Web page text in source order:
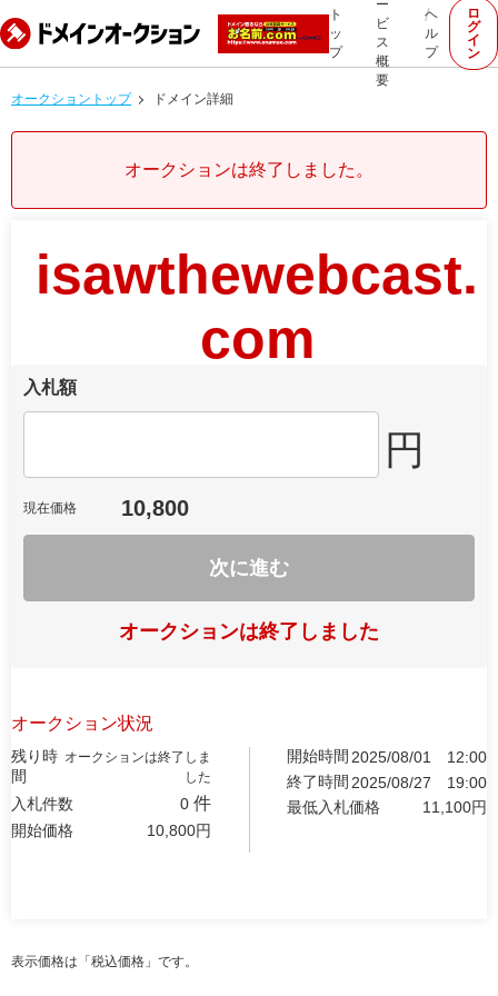
ト
ッ
プ
ー
ビ
ス
概
要
ヘ
ル
プ
ロ
グ
イ
ン
オークショントップ ドメイン詳細
オークションは終了しました。
isawthewebcast.
com
入札額
円
現在価格 10,800
次に進む
オークションは終了しました
オークション状況
残り時
間
オークションは終了しま
した
入札件数 0 件
開始価格 10,800円
開始時間 2025/08/01
12:00
終了時間 2025/08/27
19:00
最低入札価格
11,100円
表示価格は「税込価格」です。